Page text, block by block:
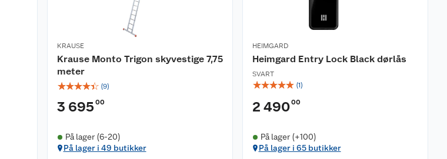
KRAUSE
Krause Monto Trigon skyvestige 7,75
meter
☆☆☆☆☆ (9)
3 695 00
På lager (6-20)
På lager i 49 butikker
HEIMGARD
Heimgard Entry Lock Black dørlås
SVART
☆☆☆☆☆ (1)
2 49000
På lager (+100)
På lager i 65 butikker